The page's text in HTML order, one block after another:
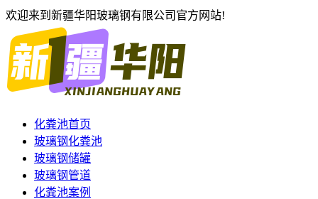
欢迎来到新疆华阳玻璃钢有限公司官方网站!
化粪池首页
玻璃钢化粪池
玻璃钢储罐
玻璃钢管道
化粪池案例